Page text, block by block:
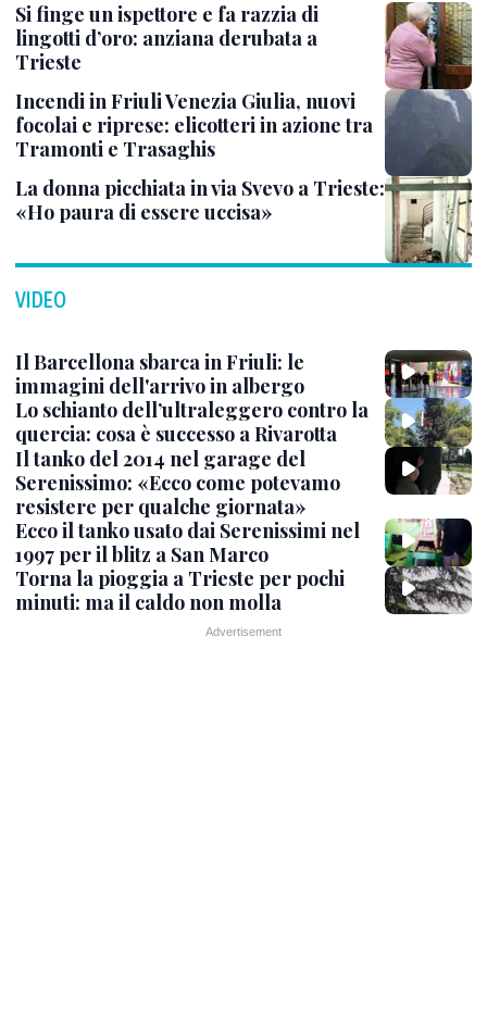
Si finge un ispettore e fa razzia di
lingotti d’oro: anziana derubata a
Trieste
Incendi in Friuli Venezia Giulia, nuovi
focolai e riprese: elicotteri in azione tra
Tramonti e Trasaghis
La donna picchiata in via Svevo a Trieste:
«Ho paura di essere uccisa»
VIDEO
Il Barcellona sbarca in Friuli: le
immagini dell'arrivo in albergo
Lo schianto dell’ultraleggero contro la
quercia: cosa è successo a Rivarotta
Il tanko del 2014 nel garage del
Serenissimo: «Ecco come potevamo
resistere per qualche giornata»
Ecco il tanko usato dai Serenissimi nel
1997 per il blitz a San Marco
Torna la pioggia a Trieste per pochi
minuti: ma il caldo non molla